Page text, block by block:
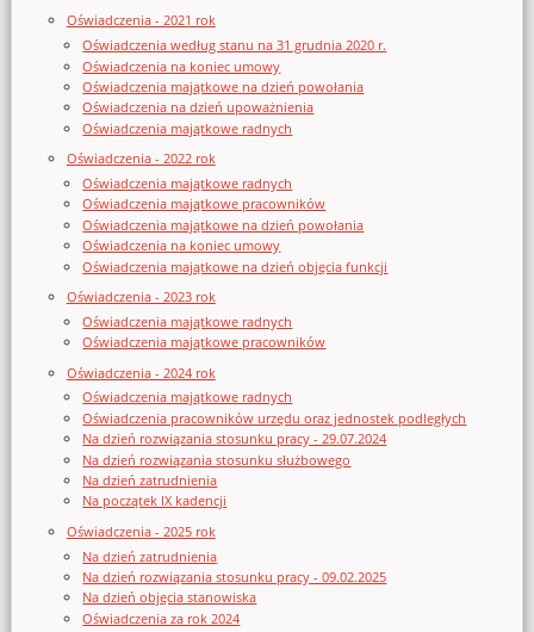
Oświadczenia - 2021 rok
Oświadczenia według stanu na 31 grudnia 2020 r.
Oświadczenia na koniec umowy
Oświadczenia majątkowe na dzień powołania
Oświadczenia na dzień upoważnienia
Oświadczenia majątkowe radnych
Oświadczenia - 2022 rok
Oświadczenia majątkowe radnych
Oświadczenia majątkowe pracowników
Oświadczenia majątkowe na dzień powołania
Oświadczenia na koniec umowy
Oświadczenia majątkowe na dzień objęcia funkcji
Oświadczenia - 2023 rok
Oświadczenia majątkowe radnych
Oświadczenia majątkowe pracowników
Oświadczenia - 2024 rok
Oświadczenia majątkowe radnych
Oświadczenia pracowników urzędu oraz jednostek podległych
Na dzień rozwiązania stosunku pracy - 29.07.2024
Na dzień rozwiązania stosunku służbowego
Na dzień zatrudnienia
Na początek IX kadencji
Oświadczenia - 2025 rok
Na dzień zatrudnienia
Na dzień rozwiązania stosunku pracy - 09.02.2025
Na dzień objęcia stanowiska
Oświadczenia za rok 2024